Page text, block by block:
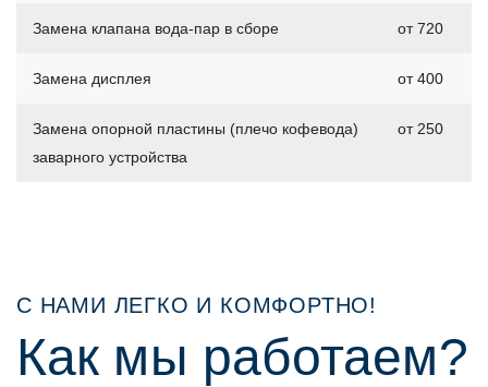
Замена клапана вода-пар в сборе от 720
Замена дисплея от 400
Замена опорной пластины (плечо кофевода)
заварного устройства
от 250
С НАМИ ЛЕГКО И КОМФОРТНО!
Как мы работаем?